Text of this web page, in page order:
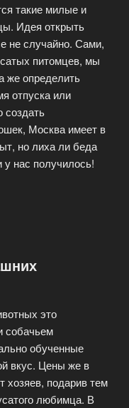
такие милые и
Идея открыть
не случайно. Сами,
питомцев, мы
же определить
отпуска или
создать
Москва имеет в
но лиха ли беда
нас получилось!
это
собачьем
обученные
вкус. Цены же в
хозяев, подарив тем
любимца. В